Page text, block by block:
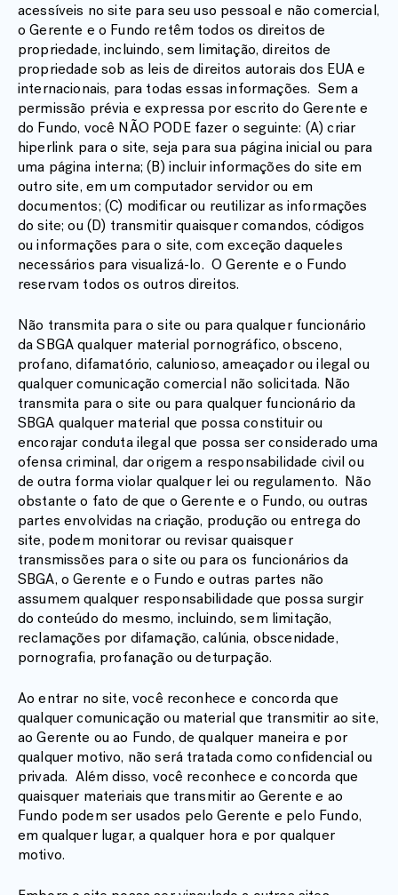
acessíveis no site para seu uso pessoal e não comercial,
o Gerente e o Fundo retêm todos os direitos de
propriedade, incluindo, sem limitação, direitos de
propriedade sob as leis de direitos autorais dos EUA e
internacionais, para todas essas informações. Sem a
permissão prévia e expressa por escrito do Gerente e
do Fundo, você NÃO PODE fazer o seguinte: (A) criar
hiperlink para o site, seja para sua página inicial ou para
uma página interna; (B) incluir informações do site em
outro site, em um computador servidor ou em
documentos; (C) modificar ou reutilizar as informações
do site; ou (D) transmitir quaisquer comandos, códigos
ou informações para o site, com exceção daqueles
necessários para visualizá-lo. O Gerente e o Fundo
reservam todos os outros direitos.
Não transmita para o site ou para qualquer funcionário
da SBGA qualquer material pornográfico, obsceno,
profano, difamatório, calunioso, ameaçador ou ilegal ou
qualquer comunicação comercial não solicitada. Não
transmita para o site ou para qualquer funcionário da
SBGA qualquer material que possa constituir ou
encorajar conduta ilegal que possa ser considerado uma
ofensa criminal, dar origem a responsabilidade civil ou
de outra forma violar qualquer lei ou regulamento. Não
obstante o fato de que o Gerente e o Fundo, ou outras
partes envolvidas na criação, produção ou entrega do
site, podem monitorar ou revisar quaisquer
transmissões para o site ou para os funcionários da
SBGA, o Gerente e o Fundo e outras partes não
assumem qualquer responsabilidade que possa surgir
do conteúdo do mesmo, incluindo, sem limitação,
reclamações por difamação, calúnia, obscenidade,
pornografia, profanação ou deturpação.
Ao entrar no site, você reconhece e concorda que
qualquer comunicação ou material que transmitir ao site,
ao Gerente ou ao Fundo, de qualquer maneira e por
qualquer motivo, não será tratada como confidencial ou
privada. Além disso, você reconhece e concorda que
quaisquer materiais que transmitir ao Gerente e ao
Fundo podem ser usados pelo Gerente e pelo Fundo,
em qualquer lugar, a qualquer hora e por qualquer
motivo.